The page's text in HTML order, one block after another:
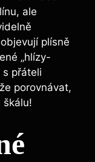
ale
plísně
„hlízy-
s přáteli
‌porovnávat,
škálu!